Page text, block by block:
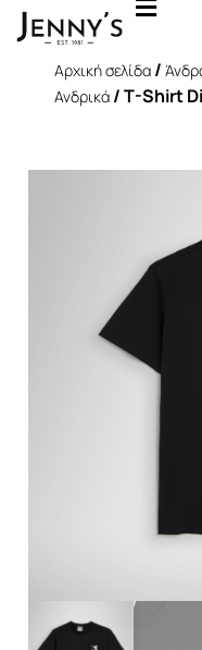
Αρχική σελίδα /
Ανδρικά / T-Shirt